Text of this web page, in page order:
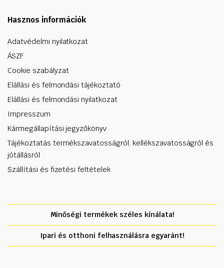
Hasznos információk
Adatvédelmi nyilatkozat
ÁSZF
Cookie szabályzat
Elállási és felmondási tájékoztató
Elállási és felmondási nyilatkozat
Impresszum
Kármegállapítási jegyzőkönyv
Tájékoztatás termékszavatosságról, kellékszavatosságról és
jótállásról
Szállítási és fizetési feltételek
Minőségi termékek széles kínálata!
Ipari és otthoni felhasználásra egyaránt!